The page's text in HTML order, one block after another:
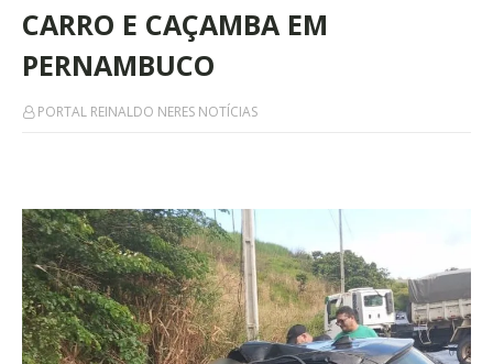
CARRO E CAÇAMBA EM
PERNAMBUCO
PORTAL REINALDO NERES NOTÍCIAS